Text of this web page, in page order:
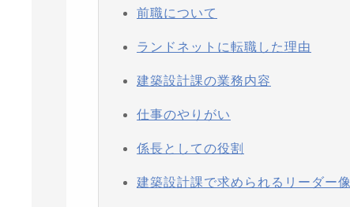
前職について
ランドネットに転職した理由
建築設計課の業務内容
仕事のやりがい
係長としての役割
建築設計課で求められるリーダー像